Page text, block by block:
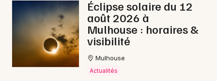
Éclipse solaire du 12
août 2026 à
Mulhouse : horaires &
visibilité
Mulhouse
Actualités